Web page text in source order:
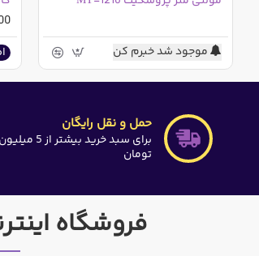
موجود شد خبرم کن
حمل و نقل رایگان
برای سبد خرید بیشتر از 5 میلیون
تومان
فروشگاه